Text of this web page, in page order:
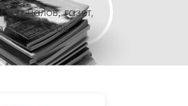
газет,
и каталогов